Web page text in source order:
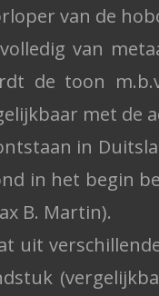
van de
van
de toon
met de
in
in het begin
B. Martin).
uit